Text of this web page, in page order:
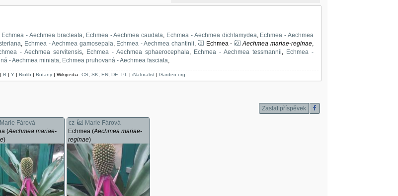
Echmea - Aechmea bracteata Echmea - Aechmea caudata Echmea - Aechmea dichlamydea Echmea - Aechmea
Echmea - Aechmea gamosepala Echmea - Aechmea chantinii Echmea - Aechmea mariae-reginae
- Aechmea servitensis, Echmea - Aechmea sphaerocephala Echmea - Aechmea tessmannii
Echmea -
- Aechmea miniata Echmea pruhovaná - Aechmea fasciata
|B |Y |Biolib |Botany | Wikipedia:CS ,SK ,EN ,DE ,PL |iNaturalist |Garden.org
Zaslat příspěvek
Marie Fárová
(Aechmea mariae-
)
cz
Marie Fárová
Echmea (Aechmea mariae-
reginae)